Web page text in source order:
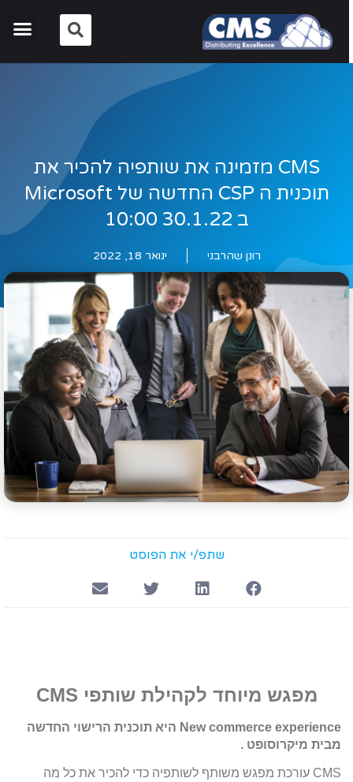
CMS מזמינה את שותפיה להכיר את
תוכנית ה CSP החדשה של Microsoft
ב 30.1.22 10:00
רונן שהרבני ינואר 18, 2022
שתפ/י את הפוסט
מפגש מיוחד לקהילת שותפי CMS
New commerce experience היא תוכנית הרישוי החדשה
מבית מיקרוסופט .
CMS עורכת מפגש משותף לשותפיה כדי להכיר את כל מה